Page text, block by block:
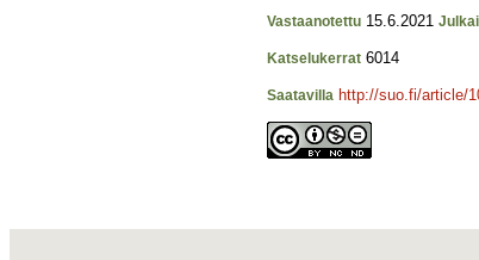
Vastaanotettu 15.6.2021
Katselukerrat 6014
Saatavilla http://suo.fi/article/